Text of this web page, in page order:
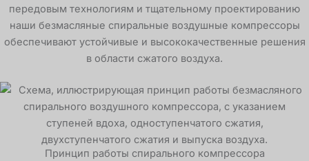
передовым технологиям и тщательному проектированию
наши безмасляные спиральные воздушные компрессоры
обеспечивают устойчивые и высококачественные решения
в области сжатого воздуха.
Принцип работы спирального компрессора